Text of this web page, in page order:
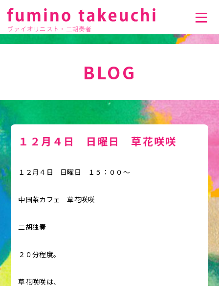
ヴァイオリニスト・二胡奏者
BLOG
１２月４日 日曜日 草花咲咲
１２月４日 日曜日 １５：００〜
中国茶カフェ 草花咲咲
二胡独奏
２０分程度。
草花咲咲は、